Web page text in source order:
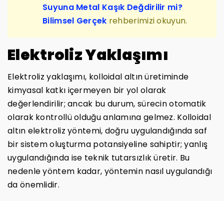
Suyuna Metal Kaşık Değdirilir mi?
Bilimsel Gerçek rehberimizi okuyun.
Elektroliz Yaklaşımı
Elektroliz yaklaşımı, kolloidal altın üretiminde
kimyasal katkı içermeyen bir yol olarak
değerlendirilir; ancak bu durum, sürecin otomatik
olarak kontrollü olduğu anlamına gelmez. Kolloidal
altın elektroliz yöntemi, doğru uygulandığında saf
bir sistem oluşturma potansiyeline sahiptir; yanlış
uygulandığında ise teknik tutarsızlık üretir. Bu
nedenle yöntem kadar, yöntemin nasıl uygulandığı
da önemlidir.